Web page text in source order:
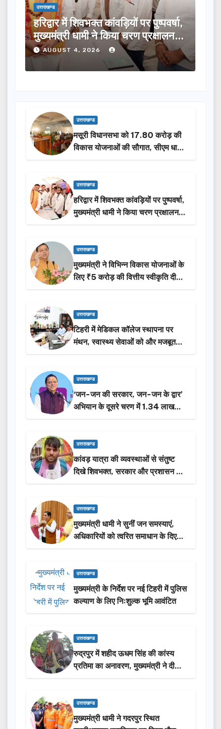
उत्तराखण्ड
मुख्यमंत्री ने विभिन्न विकास योजनाओं के
लिए ₹5 करोड़ की वित्तीय स्वीकृति दी…
AUGUST 4, 2026
उत्तराखण्ड
मसूरी विधानसभा को 17.80 करोड़ की
विकास योजनाओं की सौगात, सीएम धामी
ने किया लोकार्पण-शिलान्यास.
उत्तराखण्ड
हरिद्वार में शिवभक्त कांवड़ियों पर पुष्पवर्षा,
मुख्यमंत्री धामी ने किया चरण प्रक्षालन…
उत्तराखण्ड
मुख्यमंत्री ने विभिन्न विकास योजनाओं के
लिए ₹5 करोड़ की वित्तीय स्वीकृति दी…
उत्तराखण्ड
टिहरी में मेडिकल कॉलेज स्थापना पर
मंथन, स्वास्थ्य सेवाओं को और मजबूत
करेगी सरकार: मुख्यमंत्री धामी…
उत्तराखण्ड
‘जन-जन की सरकार, जन-जन के द्वार’
अभियान के दूसरे चरण में 1.34 लाख
लोगों की भागीदारी…
उत्तराखण्ड
कांवड़ यात्रा की व्यवस्थाओं से संतुष्ट
दिखे शिवभक्त, सरकार और प्रशासन की
सराहना…
उत्तराखण्ड
मुख्यमंत्री धामी ने सुनीं जन समस्याएं,
अधिकारियों को त्वरित समाधान के दिए
निर्देश
उत्तराखण्ड
मुख्यमंत्री के निर्देश पर नई टिहरी में पुलिस
कल्याण के लिए निःशुल्क भूमि आवंटित
उत्तराखण्ड
रुद्रपुर में शहीद ऊधम सिंह की कांस्य
प्रतिमा का अनावरण, मुख्यमंत्री ने दी
₹3.85 करोड़ की विकास परियोजनाओं
उत्तराखण्ड
मुख्यमंत्री धामी ने गदरपुर स्थित